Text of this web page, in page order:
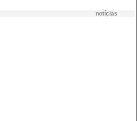
notícias